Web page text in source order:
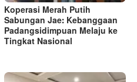
Koperasi Merah Putih
Sabungan Jae: Kebanggaan
Padangsidimpuan Melaju ke
Tingkat Nasional